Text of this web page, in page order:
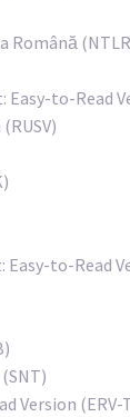
Română
to-Read
to-Read
Version (ERV-